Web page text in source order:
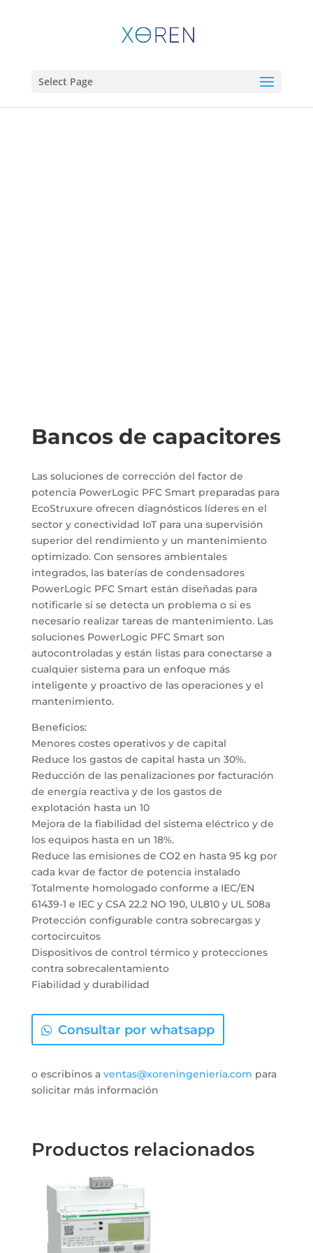
Select Page
Bancos de capacitores
Las soluciones de corrección del factor de
potencia PowerLogic PFC Smart preparadas para
EcoStruxure ofrecen diagnósticos líderes en el
sector y conectividad IoT para una supervisión
superior del rendimiento y un mantenimiento
optimizado. Con sensores ambientales
integrados, las baterías de condensadores
PowerLogic PFC Smart están diseñadas para
notificarle si se detecta un problema o si es
necesario realizar tareas de mantenimiento. Las
soluciones PowerLogic PFC Smart son
autocontroladas y están listas para conectarse a
cualquier sistema para un enfoque más
inteligente y proactivo de las operaciones y el
mantenimiento.
Beneficios:
Menores costes operativos y de capital
Reduce los gastos de capital hasta un 30%.
Reducción de las penalizaciones por facturación
de energía reactiva y de los gastos de
explotación hasta un 10
Mejora de la fiabilidad del sistema eléctrico y de
los equipos hasta en un 18%.
Reduce las emisiones de CO2 en hasta 95 kg por
cada kvar de factor de potencia instalado
Totalmente homologado conforme a IEC/EN
61439-1 e IEC y CSA 22.2 NO 190, UL810 y UL 508a
Protección configurable contra sobrecargas y
cortocircuitos
Dispositivos de control térmico y protecciones
contra sobrecalentamiento
Fiabilidad y durabilidad
Consultar por whatsapp
o escribinos a ventas@xoreningenieria.com para
solicitar más información
Productos relacionados